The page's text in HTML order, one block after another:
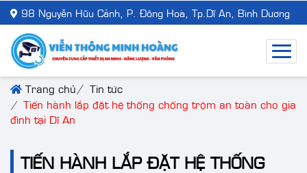
98 Nguyễn Hữu Cảnh, P. Đông Hoà, Tp.Dĩ An, Bình Dương
Trang chủ
Tin tức
Tiến hành lắp đặt hệ thống chống trộm an toàn cho gia
đình tại Dĩ An
TIẾN HÀNH LẮP ĐẶT HỆ THỐNG